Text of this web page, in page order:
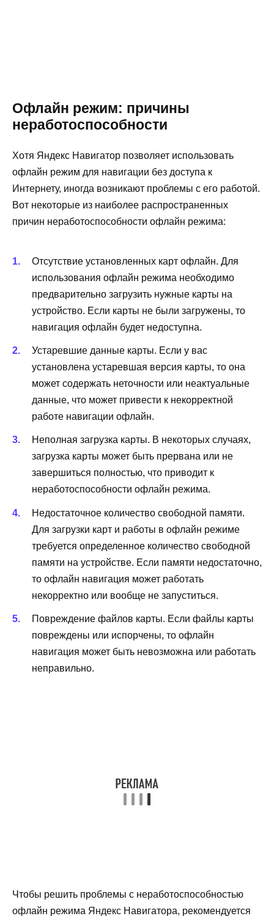
Офлайн режим: причины
неработоспособности
Хотя Яндекс Навигатор позволяет использовать
офлайн режим для навигации без доступа к
Интернету, иногда возникают проблемы с его работой.
Вот некоторые из наиболее распространенных
причин неработоспособности офлайн режима:
Отсутствие установленных карт офлайн. Для
использования офлайн режима необходимо
предварительно загрузить нужные карты на
устройство. Если карты не были загружены, то
навигация офлайн будет недоступна.
Устаревшие данные карты. Если у вас
установлена устаревшая версия карты, то она
может содержать неточности или неактуальные
данные, что может привести к некорректной
работе навигации офлайн.
Неполная загрузка карты. В некоторых случаях,
загрузка карты может быть прервана или не
завершиться полностью, что приводит к
неработоспособности офлайн режима.
Недостаточное количество свободной памяти.
Для загрузки карт и работы в офлайн режиме
требуется определенное количество свободной
памяти на устройстве. Если памяти недостаточно,
то офлайн навигация может работать
некорректно или вообще не запуститься.
Повреждение файлов карты. Если файлы карты
повреждены или испорчены, то офлайн
навигация может быть невозможна или работать
неправильно.
Чтобы решить проблемы с неработоспособностью
офлайн режима Яндекс Навигатора, рекомендуется